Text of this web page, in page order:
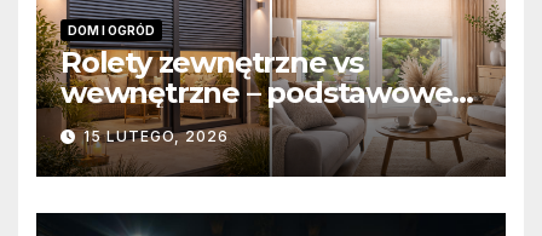
DOM I OGRÓD
Rolety zewnętrzne vs
wewnętrzne – podstawowe
różnice konstrukcyjne i
funkcjonalne
15 LUTEGO, 2026